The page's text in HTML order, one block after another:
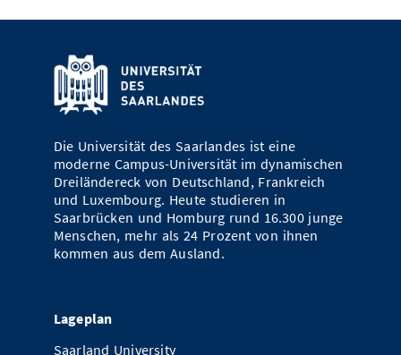
Die Universität des Saarlandes ist eine
moderne Campus-Universität im dynamischen
Dreiländereck von Deutschland, Frankreich
und Luxembourg. Heute studieren in
Saarbrücken und Homburg rund 16.300 junge
Menschen, mehr als 24 Prozent von ihnen
kommen aus dem Ausland.
Lageplan
Saarland University